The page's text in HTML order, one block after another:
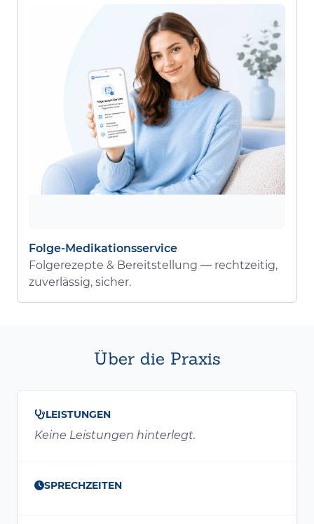
Folge-Medikationsservice
Folgerezepte & Bereitstellung — rechtzeitig,
zuverlässig, sicher.
Über die Praxis
LEISTUNGEN
Keine Leistungen hinterlegt.
SPRECHZEITEN